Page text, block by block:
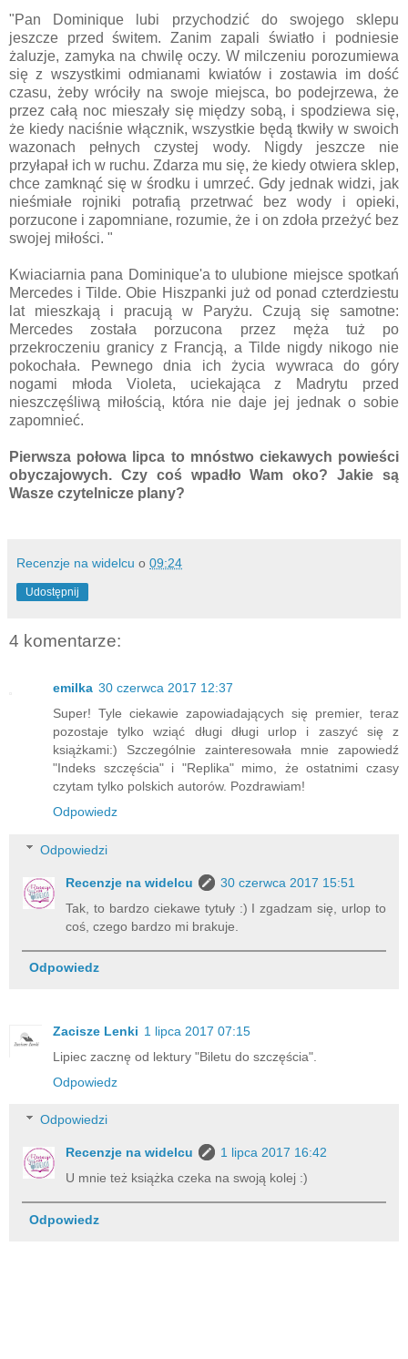
"Pan Dominique lubi przychodzić do swojego sklepu
jeszcze przed świtem. Zanim zapali światło i podniesie
żaluzje, zamyka na chwilę oczy. W milczeniu porozumiewa
się z wszystkimi odmianami kwiatów i zostawia im dość
czasu, żeby wróciły na swoje miejsca, bo podejrzewa, że
przez całą noc mieszały się między sobą, i spodziewa się,
że kiedy naciśnie włącznik, wszystkie będą tkwiły w swoich
wazonach pełnych czystej wody. Nigdy jeszcze nie
przyłapał ich w ruchu. Zdarza mu się, że kiedy otwiera sklep,
chce zamknąć się w środku i umrzeć. Gdy jednak widzi, jak
nieśmiałe rojniki potrafią przetrwać bez wody i opieki,
porzucone i zapomniane, rozumie, że i on zdoła przeżyć bez
swojej miłości. "
Kwiaciarnia pana Dominique'a to ulubione miejsce spotkań
Mercedes i Tilde. Obie Hiszpanki już od ponad czterdziestu
lat mieszkają i pracują w Paryżu. Czują się samotne:
Mercedes została porzucona przez męża tuż po
przekroczeniu granicy z Francją, a Tilde nigdy nikogo nie
pokochała. Pewnego dnia ich życia wywraca do góry
nogami młoda Violeta, uciekająca z Madrytu przed
nieszczęśliwą miłością, która nie daje jej jednak o sobie
zapomnieć.
Pierwsza połowa lipca to mnóstwo ciekawych powieści
obyczajowych. Czy coś wpadło Wam oko? Jakie są
Wasze czytelnicze plany?
Recenzje na widelcu o 09:24
Udostępnij
4 komentarze:
emilka 30 czerwca 2017 12:37
Super! Tyle ciekawie zapowiadających się premier, teraz
pozostaje tylko wziąć długi długi urlop i zaszyć się z
książkami:) Szczególnie zainteresowała mnie zapowiedź
"Indeks szczęścia" i "Replika" mimo, że ostatnimi czasy
czytam tylko polskich autorów. Pozdrawiam!
Odpowiedz
Odpowiedzi
Recenzje na widelcu
30 czerwca 2017 15:51
Tak, to bardzo ciekawe tytuły :) I zgadzam się, urlop to
coś, czego bardzo mi brakuje.
Odpowiedz
Zacisze Lenki 1 lipca 2017 07:15
Lipiec zacznę od lektury "Biletu do szczęścia".
Odpowiedz
Odpowiedzi
Recenzje na widelcu
1 lipca 2017 16:42
U mnie też książka czeka na swoją kolej :)
Odpowiedz